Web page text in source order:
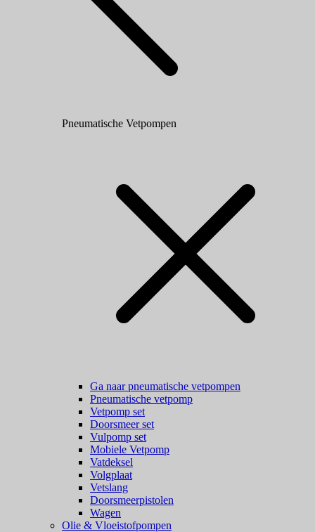
Pneumatische Vetpompen
Ga naar pneumatische vetpompen
Pneumatische vetpomp
Vetpomp set
Doorsmeer set
Vulpomp set
Mobiele Vetpomp
Vatdeksel
Volgplaat
Vetslang
Doorsmeerpistolen
Wagen
Olie & Vloeistofpompen